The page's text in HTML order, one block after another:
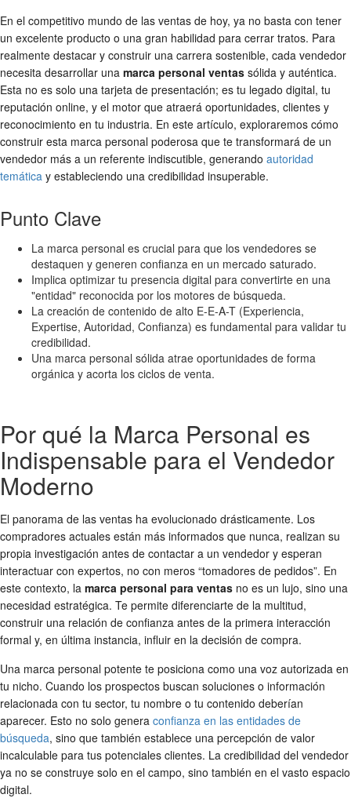
En el competitivo mundo de las ventas de hoy, ya no basta con tener
un excelente producto o una gran habilidad para cerrar tratos. Para
realmente destacar y construir una carrera sostenible, cada vendedor
necesita desarrollar una marca personal ventas sólida y auténtica.
Esta no es solo una tarjeta de presentación; es tu legado digital, tu
reputación online, y el motor que atraerá oportunidades, clientes y
reconocimiento en tu industria. En este artículo, exploraremos cómo
construir esta marca personal poderosa que te transformará de un
vendedor más a un referente indiscutible, generando autoridad
temática y estableciendo una credibilidad insuperable.
Punto Clave
La marca personal es crucial para que los vendedores se
destaquen y generen confianza en un mercado saturado.
Implica optimizar tu presencia digital para convertirte en una
"entidad" reconocida por los motores de búsqueda.
La creación de contenido de alto E-E-A-T (Experiencia,
Expertise, Autoridad, Confianza) es fundamental para validar tu
credibilidad.
Una marca personal sólida atrae oportunidades de forma
orgánica y acorta los ciclos de venta.
Por qué la Marca Personal es
Indispensable para el Vendedor
Moderno
El panorama de las ventas ha evolucionado drásticamente. Los
compradores actuales están más informados que nunca, realizan su
propia investigación antes de contactar a un vendedor y esperan
interactuar con expertos, no con meros “tomadores de pedidos”. En
este contexto, la marca personal para ventas no es un lujo, sino una
necesidad estratégica. Te permite diferenciarte de la multitud,
construir una relación de confianza antes de la primera interacción
formal y, en última instancia, influir en la decisión de compra.
Una marca personal potente te posiciona como una voz autorizada en
tu nicho. Cuando los prospectos buscan soluciones o información
relacionada con tu sector, tu nombre o tu contenido deberían
aparecer. Esto no solo genera confianza en las entidades de
búsqueda, sino que también establece una percepción de valor
incalculable para tus potenciales clientes. La credibilidad del vendedor
ya no se construye solo en el campo, sino también en el vasto espacio
digital.